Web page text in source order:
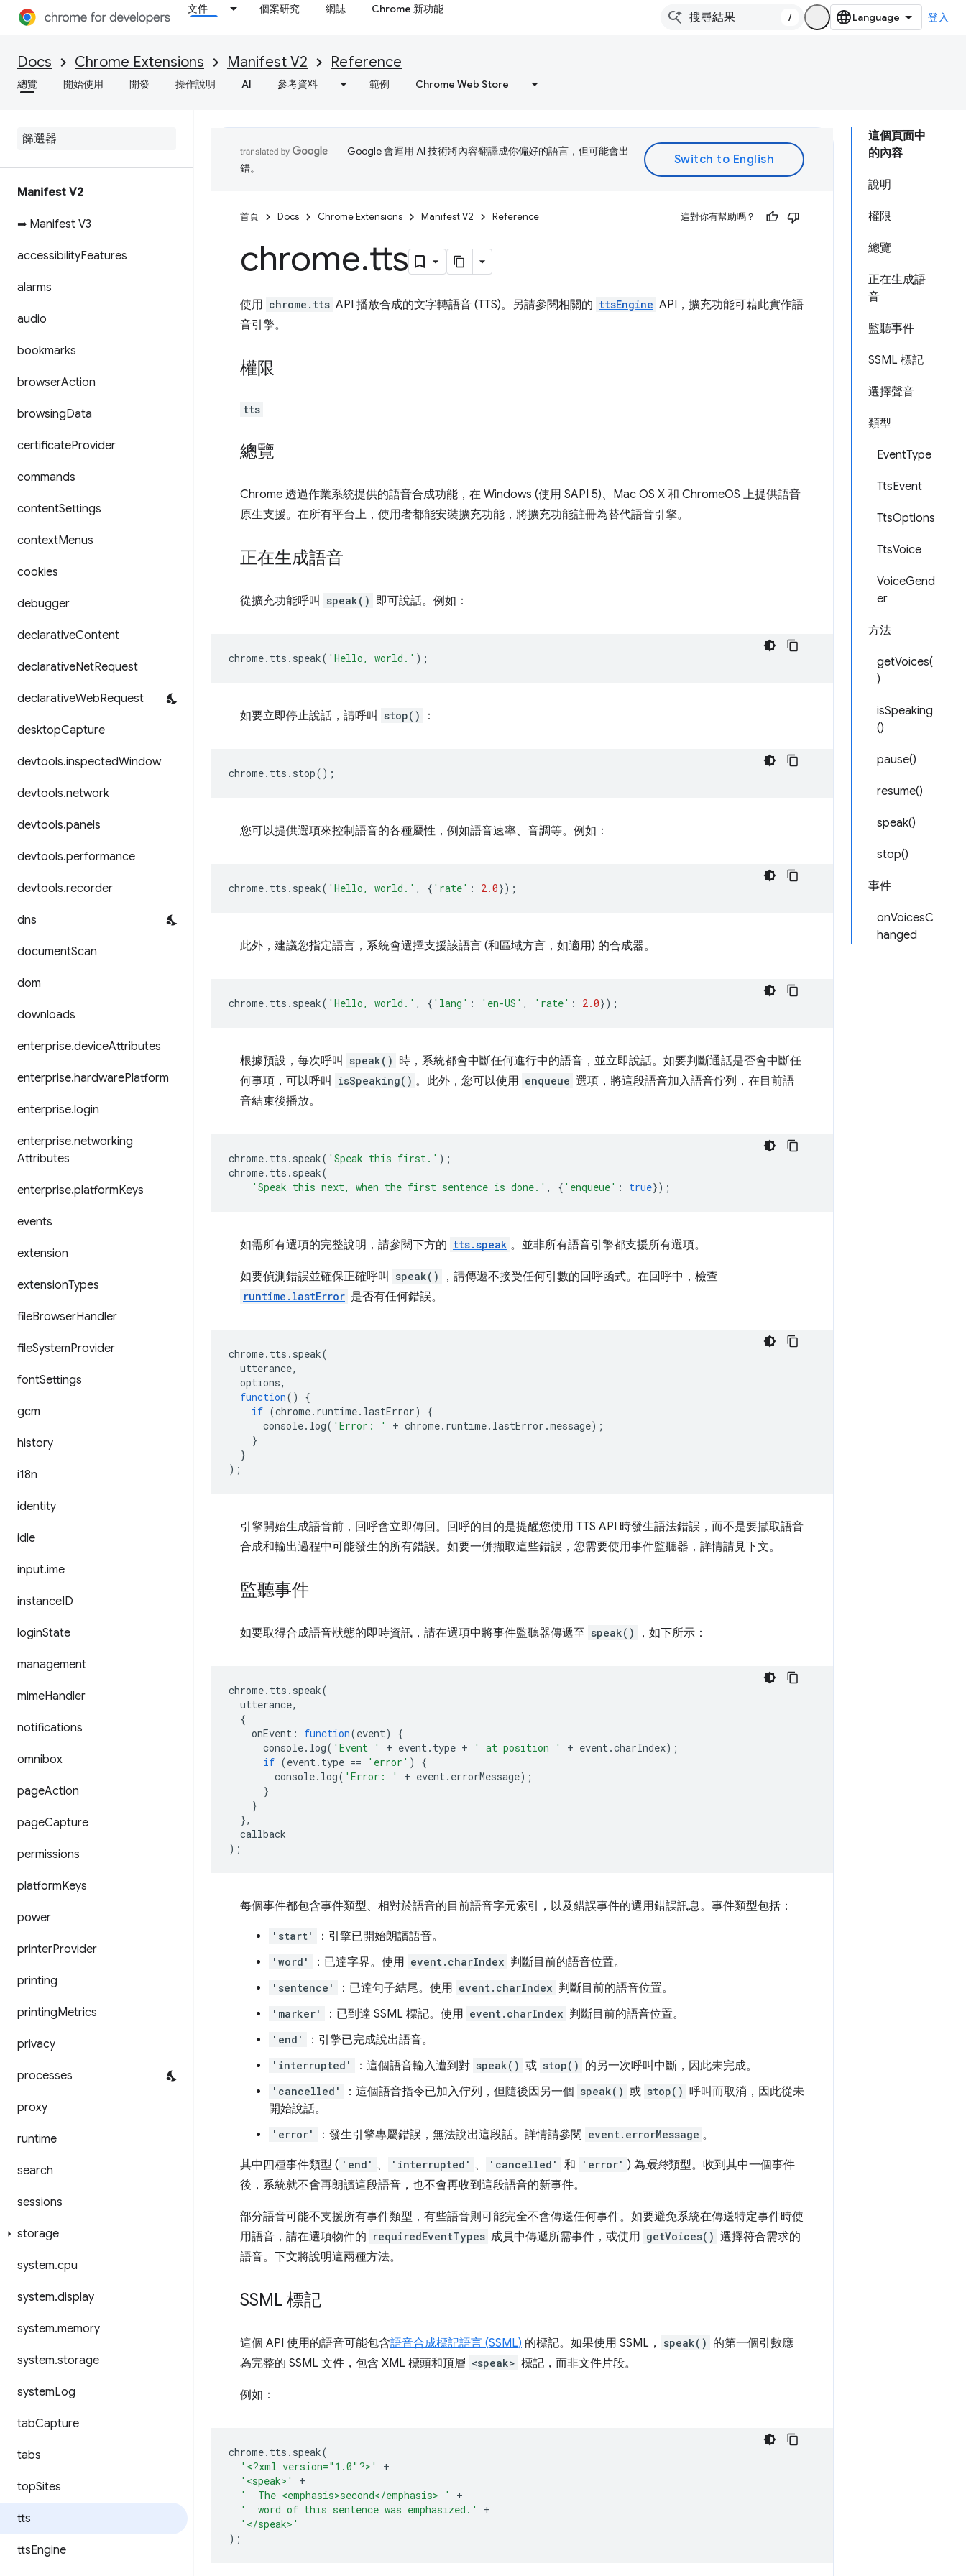
文件 個案研究 網誌 Chrome 新功能
/ 登入
Docs Chrome Extensions Manifest V2 Reference
總覽 開始使用 開發 操作說明 AI 參考資料 範例 Chrome Web Store
Manifest V2
➡ Manifest V3
accessibilityFeatures
alarms
audio
bookmarks
browserAction
browsingData
certificateProvider
commands
contentSettings
contextMenus
cookies
debugger
declarativeContent
declarativeNetRequest
declarativeWebRequest
desktopCapture
devtools.inspectedWindow
devtools.network
devtools.panels
devtools.performance
devtools.recorder
dns
documentScan
dom
downloads
enterprise.deviceAttributes
enterprise.hardwarePlatform
enterprise.login
enterprise.networking
Attributes
enterprise.platformKeys
events
extension
extensionTypes
fileBrowserHandler
fileSystemProvider
fontSettings
gcm
history
i18n
identity
idle
input.ime
instanceID
loginState
management
mimeHandler
notifications
omnibox
pageAction
pageCapture
permissions
platformKeys
power
printerProvider
printing
printingMetrics
privacy
processes
proxy
runtime
search
sessions
storage
system.cpu
system.display
system.memory
system.storage
systemLog
tabCapture
tabs
topSites
tts
ttsEngine
這個頁面中
的內容
說明
權限
總覽
正在生成語
音
監聽事件
SSML 標記
選擇聲音
類型
EventType
TtsEvent
TtsOptions
TtsVoice
VoiceGend
er
方法
getVoices(
)
isSpeaking
()
pause()
resume()
speak()
stop()
事件
onVoicesC
hanged
Google 會運用 AI 技術將內容翻譯成你偏好的語言，但可能會出
錯。
首頁 Docs Chrome Extensions Manifest V2 Reference 這對你有幫助嗎？
chrome.tts
使用 chrome.tts API 播放合成的文字轉語音 (TTS)。另請參閱相關的 ttsEngine API，擴充功能可藉此實作語
音引擎。
權限
tts
總覽
Chrome 透過作業系統提供的語音合成功能，在 Windows (使用 SAPI 5)、Mac OS X 和 ChromeOS 上提供語音
原生支援。在所有平台上，使用者都能安裝擴充功能，將擴充功能註冊為替代語音引擎。
正在生成語音
從擴充功能呼叫 speak() 即可說話。例如：
chrome. tts . speak( 'Hello, world.' );
如要立即停止說話，請呼叫 stop() ：
chrome. tts . stop();
您可以提供選項來控制語音的各種屬性，例如語音速率、音調等。例如：
chrome. tts . speak( 'Hello, world.' , { 'rate' : 2.0});
此外，建議您指定語言，系統會選擇支援該語言 (和區域方言，如適用) 的合成器。
chrome. tts . speak( 'Hello, world.' , { 'lang' : 'en-US' , 'rate' : 2.0});
根據預設，每次呼叫 speak() 時，系統都會中斷任何進行中的語音，並立即說話。如要判斷通話是否會中斷任
何事項，可以呼叫
isSpeaking() 。此外，您可以使用 enqueue 選項，將這段語音加入語音佇列，在目前語
音結束後播放。
chrome. tts . speak( 'Speak this first.' );
chrome. tts . speak(
'Speak this next, when the first sentence is done.' , { 'enqueue' : true});
如需所有選項的完整說明，請參閱下方的 tts.speak 。並非所有語音引擎都支援所有選項。
如要偵測錯誤並確保正確呼叫 speak() ，請傳遞不接受任何引數的回呼函式。在回呼中，檢查
runtime.lastError 是否有任何錯誤。
chrome. tts . speak(
utterance,
options,
function()
{
if (chrome. runtime. lastError)
{
console. log( 'Error: ' + chrome. runtime. lastError .message);
}
}
);
引擎開始生成語音前，回呼會立即傳回。回呼的目的是提醒您使用 TTS API 時發生語法錯誤，而不是要擷取語音
合成和輸出過程中可能發生的所有錯誤。如要一併擷取這些錯誤，您需要使用事件監聽器，詳情請見下文。
監聽事件
如要取得合成語音狀態的即時資訊，請在選項中將事件監聽器傳遞至 speak() ，如下所示：
chrome. tts . speak(
utterance,
{
onEvent : function(event)
{
console. log( 'Event ' + event. type + ' at position ' + event.charIndex);
if (event. type == 'error' )
{
console. log( 'Error: ' + event. errorMessage);
}
}
},
callback
);
每個事件都包含事件類型、相對於語音的目前語音字元索引，以及錯誤事件的選用錯誤訊息。事件類型包括：
'start' ：引擎已開始朗讀語音。
'word' ：已達字界。使用 event.charIndex 判斷目前的語音位置。
'sentence' ：已達句子結尾。使用 event.charIndex 判斷目前的語音位置。
'marker' ：已到達 SSML 標記。使用 event.charIndex 判斷目前的語音位置。
'end' ：引擎已完成說出語音。
'interrupted' ：這個語音輸入遭到對 speak() 或 stop() 的另一次呼叫中斷，因此未完成。
'cancelled' ：這個語音指令已加入佇列，但隨後因另一個 speak() 或 stop() 呼叫而取消，因此從未
開始說話。
'error' ：發生引擎專屬錯誤，無法說出這段話。詳情請參閱 event.errorMessage 。
其中四種事件類型 ( 'end' 、 'interrupted' 、 'cancelled' 和 'error' ) 為最終類型。收到其中一個事件
後，系統就不會再朗讀這段語音，也不會再收到這段語音的新事件。
部分語音可能不支援所有事件類型，有些語音則可能完全不會傳送任何事件。如要避免系統在傳送特定事件時使
用語音，請在選項物件的 requiredEventTypes 成員中傳遞所需事件，或使用 getVoices() 選擇符合需求的
語音。下文將說明這兩種方法。
SSML 標記
這個 API 使用的語音可能包含語音合成標記語言 (SSML) 的標記。如果使用 SSML， speak() 的第一個引數應
為完整的 SSML 文件，包含 XML 標頭和頂層 <speak> 標記，而非文件片段。
例如：
chrome. tts . speak(
'<?xml version="1.0"?>'
+
'<speak>'
+
'  The <emphasis>second</emphasis> '
+
'  word of this sentence was emphasized.'
+
'</speak>'
);